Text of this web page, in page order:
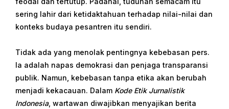
sering lahir dari ketidaktahuan terhadap nilai-nilai dan
konteks budaya pesantren itu sendiri.
Tidak ada yang menolak pentingnya kebebasan pers.
Ia adalah napas demokrasi dan penjaga transparansi
publik. Namun, kebebasan tanpa etika akan berubah
menjadi kekacauan. Dalam Kode Etik Jurnalistik
Indonesia, wartawan diwajibkan menyajikan berita